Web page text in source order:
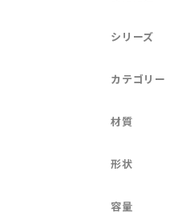
シリーズ
カテゴリー
材質
形状
容量